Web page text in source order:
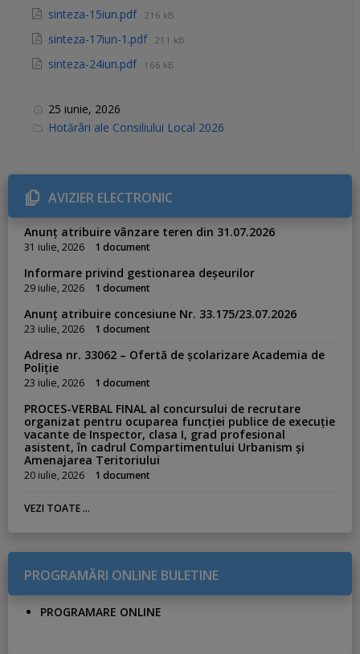
sinteza-15iun.pdf 216 kB
sinteza-17iun-1.pdf 211 kB
sinteza-24iun.pdf 166 kB
25 iunie, 2026
C
r
i
e
s
Hotărâri ale Consiliului Local 2026
AVIZIER ELECTRONIC
Anunț atribuire vânzare teren din 31.07.2026
31 iulie, 2026 1 document
Informare privind gestionarea deșeurilor
29 iulie, 2026 1 document
Anunț atribuire concesiune Nr. 33.175/23.07.2026
23 iulie, 2026 1 document
Adresa nr. 33062 – Ofertă de școlarizare Academia de
Poliție
23 iulie, 2026 1 document
PROCES-VERBAL FINAL al concursului de recrutare
organizat pentru ocuparea funcției publice de execuție
vacante de Inspector, clasa I, grad profesional
asistent, în cadrul Compartimentului Urbanism și
Amenajarea Teritoriului
20 iulie, 2026 1 document
VEZI TOATE ...
PROGRAMĂRI ONLINE BULETINE
PROGRAMARE ONLINE